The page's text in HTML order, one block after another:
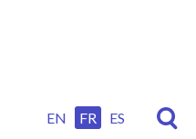
EN FR ES